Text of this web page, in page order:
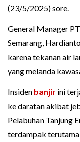
(23/5/2025) sore.
General Manager
Semarang,
karena tekanan air
yang melanda
Insiden banjir ini
ke daratan akibat
Pelabuhan Tanjung
terdampak